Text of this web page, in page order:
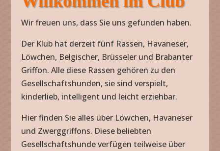
Wir freuen uns, dass Sie uns gefunden haben.
Der Klub hat derzeit fünf Rassen, Havaneser,
Löwchen, Belgischer, Brüsseler und Brabanter
Griffon. Alle diese Rassen gehören zu den
Gesellschaftshunden, sie sind verspielt,
kinderlieb, intelligent und leicht erziehbar.
Hier finden Sie alles über Löwchen, Havaneser
und Zwerggriffons. Diese beliebten
Gesellschaftshunde verfügen teilweise über